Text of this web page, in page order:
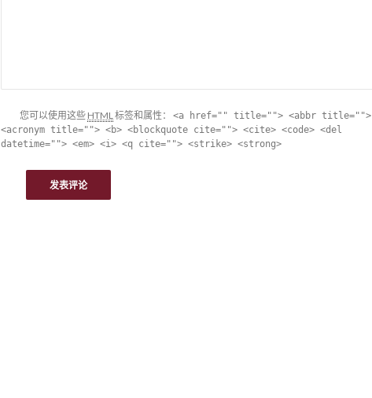
您可以使用这些 HTML标签和属性： <a href="" title=""> <abbr title="">
<acronym title=""> <b> <blockquote cite=""> <cite> <code> <del
datetime=""> <em> <i> <q cite=""> <strike> <strong>